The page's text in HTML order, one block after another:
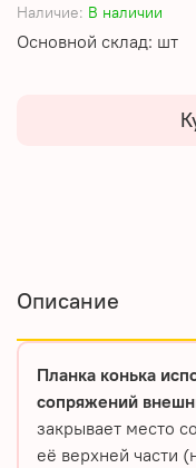
Наличие: В наличии
Основной склад: шт
Описание
Планка конька
сопряжений
закрывает место
её верхней части